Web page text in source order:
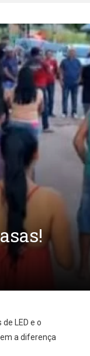
LED e o
a diferença